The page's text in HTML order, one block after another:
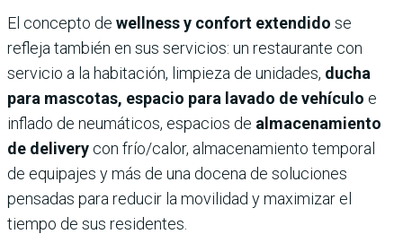
El concepto de wellness y confort extendido se
refleja también en sus servicios: un restaurante con
servicio a la habitación, limpieza de unidades, ducha
para mascotas, espacio para lavado de vehículo e
inflado de neumáticos, espacios de almacenamiento
de delivery con frío/calor, almacenamiento temporal
de equipajes y más de una docena de soluciones
pensadas para reducir la movilidad y maximizar el
tiempo de sus residentes.